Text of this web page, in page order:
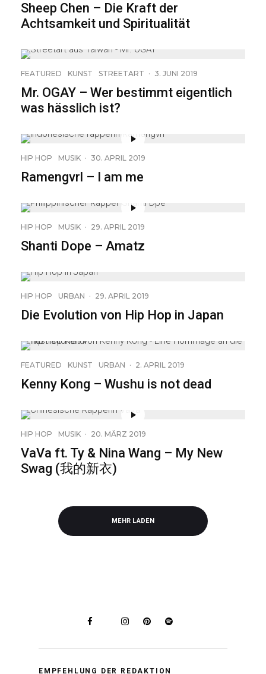
Sheep Chen – Die Kraft der
Achtsamkeit und Spiritualität
24
FEATURED KUNST STREETART · 3. JUNI 2019
Mr. OGAY – Wer bestimmt eigentlich
was hässlich ist?
HIP HOP MUSIK · 30. APRIL 2019
Ramengvrl – I am me
HIP HOP MUSIK · 29. APRIL 2019
Shanti Dope – Amatz
HIP HOP URBAN · 29. APRIL 2019
Die Evolution von Hip Hop in Japan
10
FEATURED KUNST URBAN · 2. APRIL 2019
Kenny Kong – Wushu is not dead
HIP HOP MUSIK · 20. MÄRZ 2019
VaVa ft. Ty & Nina Wang – My New
Swag (我的新衣)
MEHR LADEN
EMPFEHLUNG DER REDAKTION